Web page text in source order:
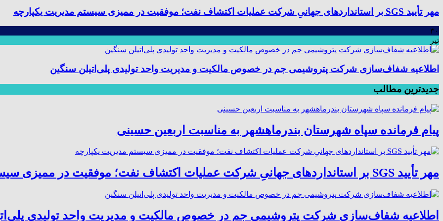
مهر تأیید SGS بر استانداردهای جهانیِ شرکت عملیات اکتشاف نفت؛ موفقیت در ممیزی سیستم مدیریت یکپارچه
۳۰
تیر
اطلاعیه شفاف‌سازی شرکت پتروشیمی جم در خصوص مالکیت و مدیریت واحد تولیدی پلی‌اتیلن سنگین
جدیدترین مطالب
پیام فرمانده سپاه شهرستان بندرماهشهر به مناسبت اربعین حسینی
مهر تأیید SGS بر استانداردهای جهانیِ شرکت عملیات اکتشاف نفت؛ موفقیت در ممیزی سیستم مدیریت یکپارچه
اطلاعیه شفاف‌سازی شرکت پتروشیمی جم در خصوص مالکیت و مدیریت واحد تولیدی